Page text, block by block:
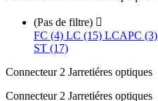
(Pas de filtre) 
FC (4) LC (15) LCAPC (3)
ST (17)
Connecteur 2 Jarretiéres optiques
Connecteur 2 Jarretiéres optiques